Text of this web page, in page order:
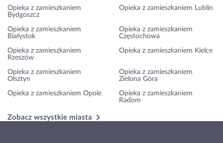
Opieka z zamieszkaniem
Bydgoszcz
Opieka z zamieszkaniem Lublin
Opieka z zamieszkaniem
Białystok
Opieka z zamieszkaniem
Częstochowa
Opieka z zamieszkaniem
Rzeszów
Opieka z zamieszkaniem Kielce
Opieka z zamieszkaniem
Olsztyn
Opieka z zamieszkaniem
Zielona Góra
Opieka z zamieszkaniem Opole
Opieka z zamieszkaniem
Radom
Zobacz wszystkie miasta